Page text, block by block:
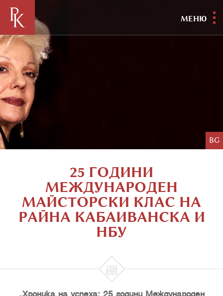
МЕНЮ
BG
25 ГОДИНИ
МЕЖДУНАРОДЕН
МАЙСТОРСКИ КЛАС НА
РАЙНА КАБАИВАНСКА И
НБУ
